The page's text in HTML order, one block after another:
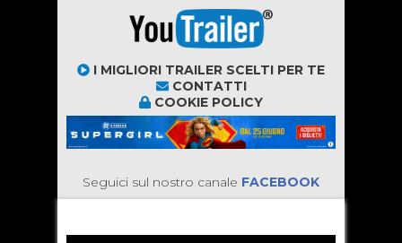
I MIGLIORI TRAILER SCELTI PER TE
CONTATTI
COOKIE POLICY
Seguici sul nostro canale FACEBOOK